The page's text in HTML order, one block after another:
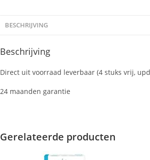
BESCHRIJVING
Beschrijving
Direct uit voorraad leverbaar (4 stuks vrij,
24 maanden garantie
Gerelateerde producten